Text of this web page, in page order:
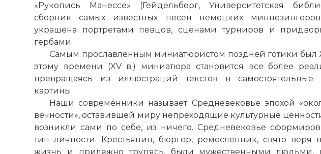
«Рукопись Манессе» (Гейдельберг, Университетская
сборник самых известных песен немецких
украшена портретами певцов, сценами турниров и
гербами.
Самым прославленным миниатюристом поздней готики был
этому времени (XV в.) миниатюра становится все более
превращаясь из иллюстраций текстов в самостоятельные
картины.
Наши современники называет Средневековье эпохой
вечности», оставившей миру непреходящие культурные
возникли сами по себе, из ничего. Средневековье
тип личности. Крестьянин, бюргер, ремесленник, свято веря
жизнь и прилежно трудясь, были мужественными людьми,
Собор Лас-Лахас. Колумбия. Для
символико-аллегоричного типа
унаследовала от романского
занимал собор, являвший собой
с живописью и скульптурными
несоизмеримое с человеком –
скульптур динамичности